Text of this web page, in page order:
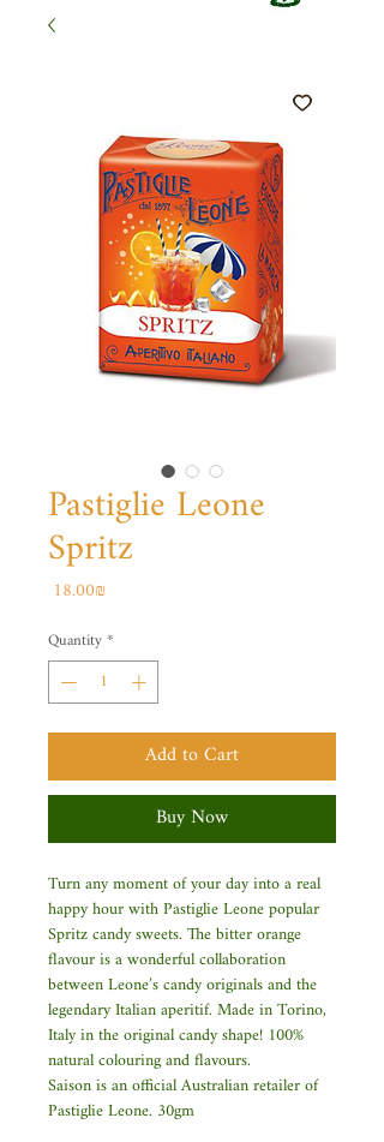
Pastiglie Leone
Spritz
‏18.00 ‏₪Price
Quantity*
Add to Cart
Buy Now
Turn any moment of your day into a real
happy hour with Pastiglie Leone popular
Spritz candy sweets. The bitter orange
flavour is a wonderful collaboration
between Leone’s candy originals and the
legendary Italian aperitif. Made in Torino,
Italy in the original candy shape! 100%
natural colouring and flavours.
Saison is an official Australian retailer of
Pastiglie Leone. 30gm